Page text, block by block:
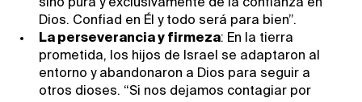
sino pura y exclusivamente de la confianza en
Dios. Confiad en Él y todo será para bien”.
La perseverancia y firmeza: En la tierra
prometida, los hijos de Israel se adaptaron al
entorno y abandonaron a Dios para seguir a
otros dioses. “Si nos dejamos contagiar por